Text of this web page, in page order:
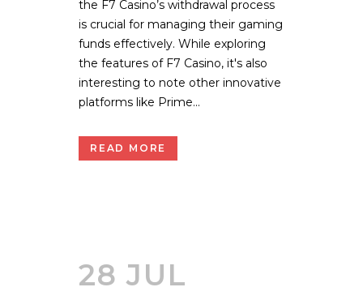
the F7 Casino’s withdrawal process
is crucial for managing their gaming
funds effectively. While exploring
the features of F7 Casino, it's also
interesting to note other innovative
platforms like Prime...
READ MORE
28 JUL